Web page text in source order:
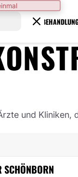
und
SCHÖNBORN